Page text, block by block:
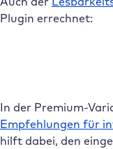
Plugin errechnet:
In der Premium-
Empfehlungen für
hilft dabei, den